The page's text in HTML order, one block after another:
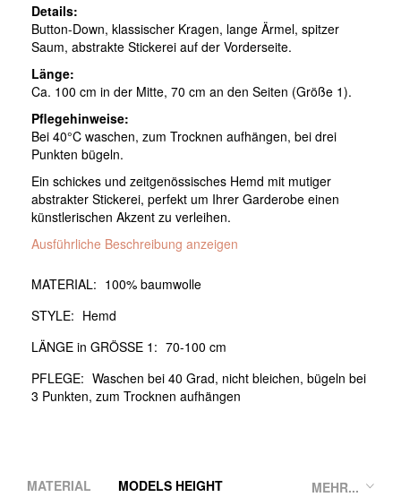
Details:
Button-Down, klassischer Kragen, lange Ärmel, spitzer
Saum, abstrakte Stickerei auf der Vorderseite.
Länge:
Ca. 100 cm in der Mitte, 70 cm an den Seiten (Größe 1).
Pflegehinweise:
Bei 40°C waschen, zum Trocknen aufhängen, bei drei
Punkten bügeln.
Ein schickes und zeitgenössisches Hemd mit mutiger
abstrakter Stickerei, perfekt um Ihrer Garderobe einen
künstlerischen Akzent zu verleihen.
Ausführliche Beschreibung anzeigen
MATERIAL: 100% baumwolle
STYLE: Hemd
LÄNGE in GRÖSSE 1: 70-100 cm
PFLEGE: Waschen bei 40 Grad, nicht bleichen, bügeln bei
3 Punkten, zum Trocknen aufhängen
MEHR...
MATERIAL MODELS HEIGHT